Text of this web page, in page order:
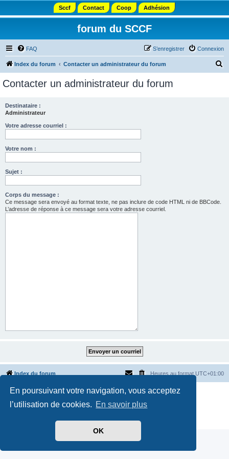
En poursuivant votre navigation, vous acceptez
l’utilisation de cookies. En savoir plus
OK
Sccf Contact Coop Adhésion
forum du SCCF
FAQ Connexion
S’enregistrer
Index du forum Contacter un administrateur du forum
Contacter un administrateur du forum
Destinataire :
Administrateur
Votre adresse courriel :
Votre nom :
Sujet :
Corps du message :
Ce message sera envoyé au format texte, ne pas inclure de code HTML ni de BBCode.
L’adresse de réponse à ce message sera votre adresse courriel.
Index du forum Heures au format UTC+01:00
Développé parphpBB® Forum Software © phpBB Limited
Traduit par
phpBB-fr.com
Style parSide-car club Français